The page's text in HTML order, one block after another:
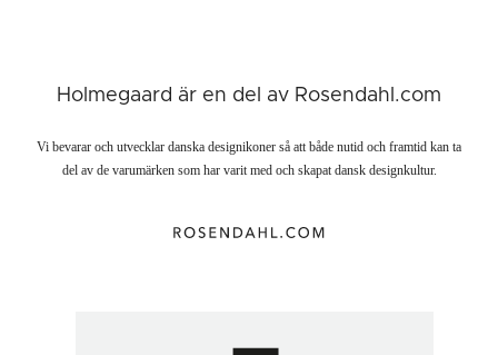
Holmegaard är en del av Rosendahl.com
Vi bevarar och utvecklar danska designikoner så att både nutid och framtid kan ta
del av de varumärken som har varit med och skapat dansk designkultur.